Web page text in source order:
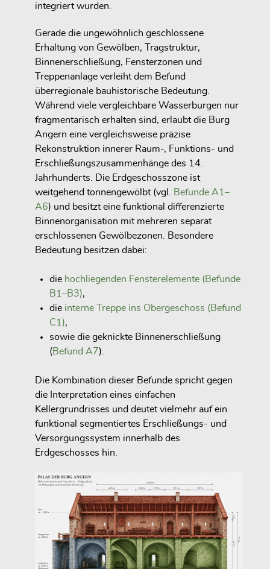
integriert wurden.
Gerade die ungewöhnlich geschlossene
Erhaltung von Gewölben, Tragstruktur,
Binnenerschließung, Fensterzonen und
Treppenanlage verleiht dem Befund
überregionale bauhistorische Bedeutung.
Während viele vergleichbare Wasserburgen nur
fragmentarisch erhalten sind, erlaubt die Burg
Angern eine vergleichsweise präzise
Rekonstruktion innerer Raum-, Funktions- und
Erschließungszusammenhänge des 14.
Jahrhunderts. Die Erdgeschosszone ist
weitgehend tonnengewölbt (vgl.
Befunde A1–
A6) und besitzt eine funktional differenzierte
Binnenorganisation mit mehreren separat
erschlossenen Gewölbezonen. Besondere
Bedeutung besitzen dabei:
die hochliegenden Fensterelemente (Befunde
B1–B3),
die interne Treppe ins Obergeschoss (Befund
C1),
sowie die geknickte Binnenerschließung
(Befund A7).
Die Kombination dieser Befunde spricht gegen
die Interpretation eines einfachen
Kellergrundrisses und deutet vielmehr auf ein
funktional segmentiertes Erschließungs- und
Versorgungssystem innerhalb des
Erdgeschosses hin.